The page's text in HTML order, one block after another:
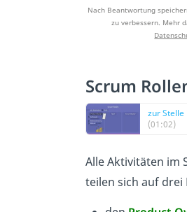
Nach Beantwortung
zu verbessern. Mehr
Scrum
zur Stelle
(01:02)
Alle Aktivitäten im
teilen sich auf drei